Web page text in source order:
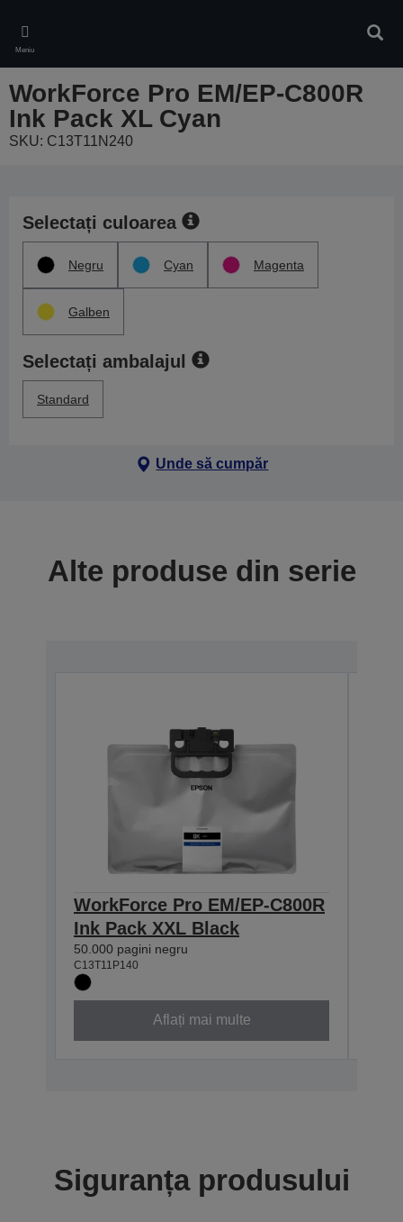
main
content
Meniu
WorkForce Pro EM/EP-C800R
Ink Pack XL Cyan
SKU: C13T11N240
Selectați culoarea
Negru Cyan Magenta
Galben
Selectați ambalajul
Standard
Unde să cumpăr
Alte produse din serie
WorkForce Pro EM/EP-C800R
Ink Pack XXL Black
50.000 pagini negru
C13T11P140
Aflați mai multe
Siguranța produsului